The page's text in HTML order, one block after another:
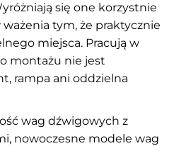
się one korzystnie
tym, że praktycznie
miejsca. Pracują w
montażu nie jest
rampa ani oddzielna
wag dźwigowych z
nowoczesne modele wag